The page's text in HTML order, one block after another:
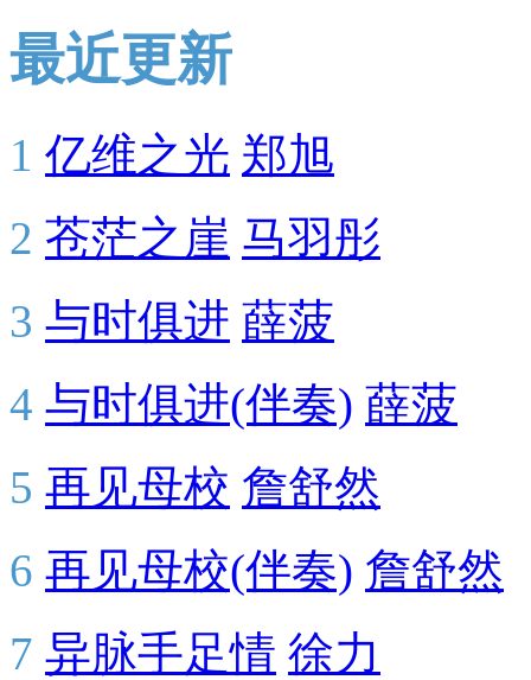
最近更新
1 亿维之光 郑旭
2 苍茫之崖 马羽彤
3 与时俱进 薛菠
4 与时俱进(伴奏) 薛菠
5 再见母校 詹舒然
6 再见母校(伴奏) 詹舒然
7 异脉手足情 徐力